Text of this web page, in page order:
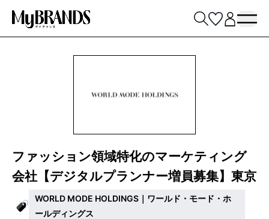
ファッション領域特化のマーケティング
会社【デジタルプランナー増員募集】東京
WORLD MODE HOLDINGS｜ワールド・モード・ホ
ールディングス